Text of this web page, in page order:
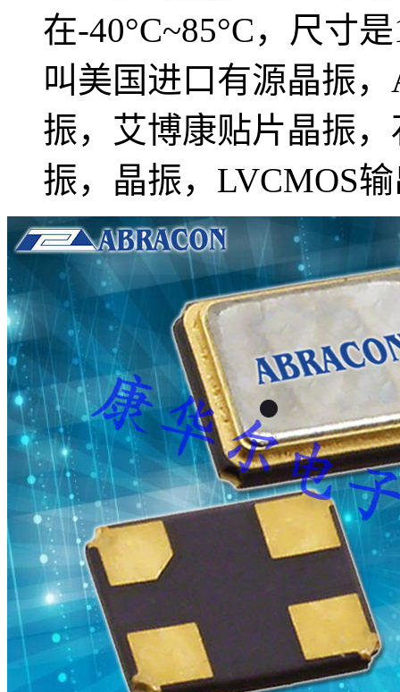
在-40°C~85°C，尺寸
叫美国进口有源晶振
振，艾博康贴片晶振
振，晶振，LVCMOS